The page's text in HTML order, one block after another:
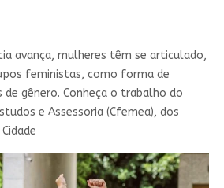
avança, mulheres têm se articulado,
feministas, como forma de
de gênero. Conheça o trabalho do
e Assessoria (Cfemea), dos